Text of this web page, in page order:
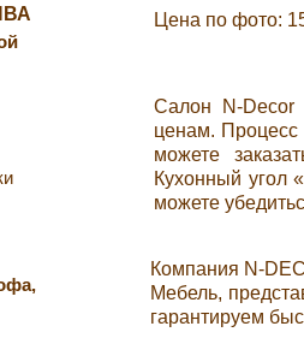
Цена по фото:
Салон N-Decor
ценам. Процесс
можете
Кухонный угол
можете
Компания N-
Мебель,
гарантируем